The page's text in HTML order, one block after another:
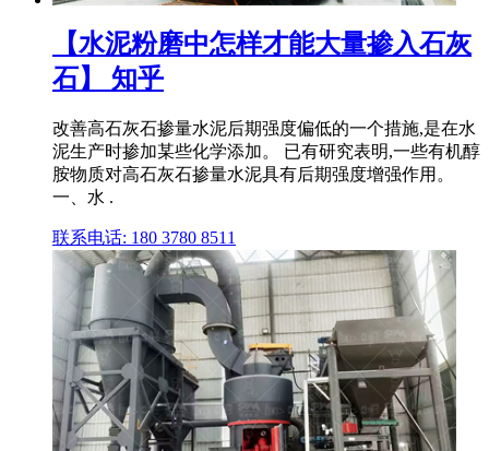
【水泥粉磨中怎样才能大量掺入石灰
石】 知乎
改善高石灰石掺量水泥后期强度偏低的一个措施,是在水
泥生产时掺加某些化学添加。 已有研究表明,一些有机醇
胺物质对高石灰石掺量水泥具有后期强度增强作用。
一、水 .
联系电话: 180 3780 8511